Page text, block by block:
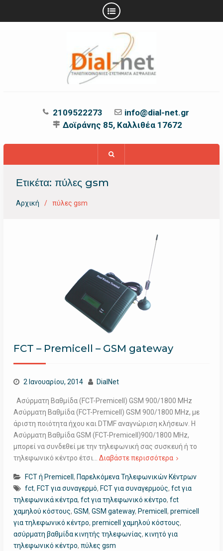
2109522273
info@dial-net.gr
Δοϊράνης 85, Καλλιθέα 17672
Ετικέτα: πύλες gsm
Αρχική πύλες gsm
FCT – Premicell – GSM gateway
2 Ιανουαρίου, 2014 DialNet
Ασύρματη Βαθμίδα (FCT-Premicell) GSM 900/1800 MHz
Ασύρματη Βαθμίδα (FCT-Premicell) GSM 900/1800 MHz, με
άριστη ποιότητα ήχου και DTMF αναγνώριση κλήσεων. Η
Ασύρματη Βαθμίδα GSM (FCT-Premicell)900/1800 MHz,
μπορεί να συνδεθεί με την τηλεφωνική σας συσκευή ή το
τηλεφωνικό κέντρο έτσι… Διαβάστε περισσότερα
FCT ή Premicell , Παρελκόμενα Τηλεφωνικών Κέντρων
fct, FCT για συναγερμό, FCT για συναγερμούς, fct για
τηλεφωνικά κέντρα, fct για τηλεφωνικό κέντρο, fct
χαμηλού κόστους, GSM, GSM gateway, Premicell , premicell
για τηλεφωνικό κέντρο, premicell χαμηλού κόστους,
ασύρματη βαθμίδα κινητής τηλεφωνίας, κινητό για
τηλεφωνικό κέντρο, πύλες gsm